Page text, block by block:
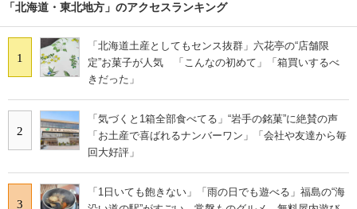
「北海道・東北地方」のアクセスランキング
1
「北海道土産としてもセンス抜群」六花亭の“店舗限
定”お菓子が人気 「こんなの初めて」「箱買いするべ
きだった」
2
「気づくと1箱全部食べてる」“岩手の銘菓”に絶賛の声
「お土産で喜ばれるナンバーワン」「会社や友達から毎
回大好評」
3
「1日いても飽きない」「雨の日でも遊べる」福島の“海